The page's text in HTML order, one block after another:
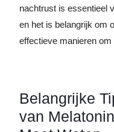
nachtrust is essentieel
en het is belangrijk om
effectieve manieren
Belangrijke
van